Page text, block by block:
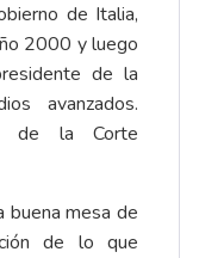
de Italia,
2000 y luego
de la
avanzados.
de la Corte
buena mesa de
de lo que